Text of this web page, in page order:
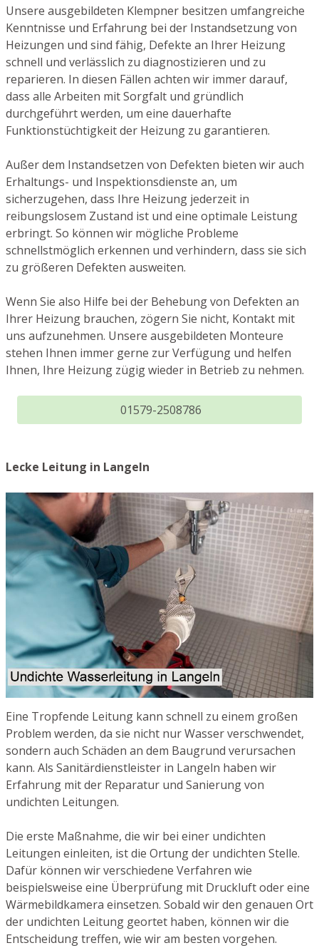
Unsere ausgebildeten Klempner besitzen umfangreiche
Kenntnisse und Erfahrung bei der Instandsetzung von
Heizungen und sind fähig, Defekte an Ihrer Heizung
schnell und verlässlich zu diagnostizieren und zu
reparieren. In diesen Fällen achten wir immer darauf,
dass alle Arbeiten mit Sorgfalt und gründlich
durchgeführt werden, um eine dauerhafte
Funktionstüchtigkeit der Heizung zu garantieren.
Außer dem Instandsetzen von Defekten bieten wir auch
Erhaltungs- und Inspektionsdienste an, um
sicherzugehen, dass Ihre Heizung jederzeit in
reibungslosem Zustand ist und eine optimale Leistung
erbringt. So können wir mögliche Probleme
schnellstmöglich erkennen und verhindern, dass sie sich
zu größeren Defekten ausweiten.
Wenn Sie also Hilfe bei der Behebung von Defekten an
Ihrer Heizung brauchen, zögern Sie nicht, Kontakt mit
uns aufzunehmen. Unsere ausgebildeten Monteure
stehen Ihnen immer gerne zur Verfügung und helfen
Ihnen, Ihre Heizung zügig wieder in Betrieb zu nehmen.
01579-2508786
Lecke Leitung in Langeln
Eine Tropfende Leitung kann schnell zu einem großen
Problem werden, da sie nicht nur Wasser verschwendet,
sondern auch Schäden an dem Baugrund verursachen
kann. Als Sanitärdienstleister in Langeln haben wir
Erfahrung mit der Reparatur und Sanierung von
undichten Leitungen.
Die erste Maßnahme, die wir bei einer undichten
Leitungen einleiten, ist die Ortung der undichten Stelle.
Dafür können wir verschiedene Verfahren wie
beispielsweise eine Überprüfung mit Druckluft oder eine
Wärmebildkamera einsetzen. Sobald wir den genauen Ort
der undichten Leitung geortet haben, können wir die
Entscheidung treffen, wie wir am besten vorgehen.